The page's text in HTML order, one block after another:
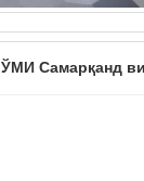
ЎМИ Самарқанд